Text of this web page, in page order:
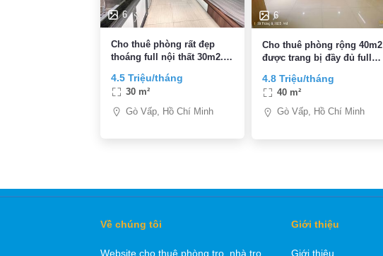
6
Cho thuê phòng rất đẹp
thoáng full nội thất 30m2.
4.5 Triệu/tháng
30 m²
Gò Vấp, Hồ Chí Minh
6
Cho thuê phòng rộng 40m2
được trang bị đầy đủ full
đường Lê Văn Thọ, P9,
Quận Gò Vấp
4.8 Triệu/tháng
40 m²
Gò Vấp, Hồ Chí Minh
Về chúng tôi
Website cho thuê phòng trọ, nhà trọ
Giới thiệu
Giới thiệu